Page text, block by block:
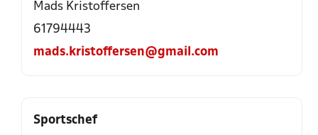
Mads Kristoffersen
61794443
mads.kristoffersen@gmail.com
Sportschef